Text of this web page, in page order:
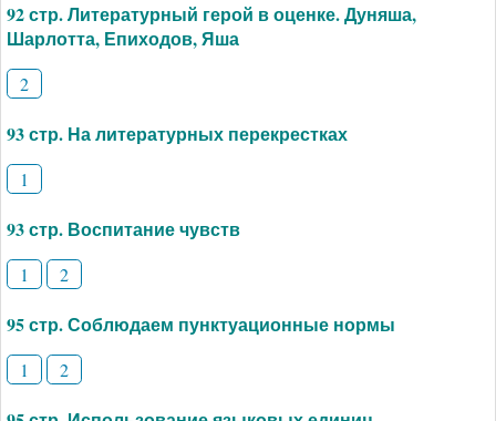
92 стр. Литературный герой в оценке. Дуняша,
Шарлотта, Епиходов, Яша
2
93 стр. На литературных перекрестках
1
93 стр. Воспитание чувств
1 2
95 стр. Соблюдаем пунктуационные нормы
1 2